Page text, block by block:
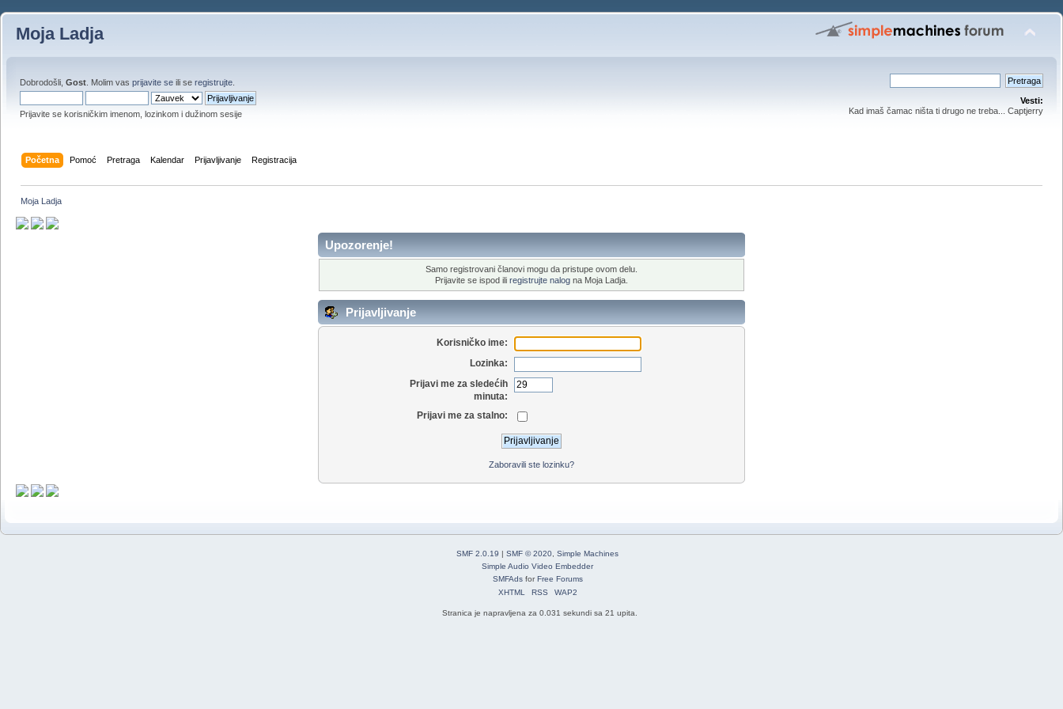
Moja Ladja
Dobrodošli, Gost . Molim vas prijavite se ili se registrujte
Prijavite se korisničkim imenom, lozinkom i dužinom sesije
Vesti:
Kad imaš čamac ništa ti drugo ne treba... Captjerry
Početna Pomoć Pretraga Kalendar Prijavljivanje Registracija
Moja Ladja
Upozorenje!
Samo registrovani članovi mogu da pristupe ovom delu.
Prijavite se ispod ili registrujte nalog na Moja Ladja.
Prijavljivanje
Korisničko ime:
Lozinka:
Prijavi me za sledećih
minuta:
Prijavi me za stalno:
Zaboravili ste lozinku?
SMF 2.0.19 | SMF © 2020 Simple Machines
Simple Audio Video Embedder
SMFAdsforFree Forums
XHTML
RSS WAP2
Stranica je napravljena za 0.031 sekundi sa 21 upita.